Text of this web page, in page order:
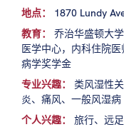
地点：
1870 Lundy
教育：
乔治华盛顿大
医学中心，内科住院
病学奖学金
专业兴趣：
类风湿性
炎、痛风、一般风湿病
个人兴趣：
旅行、远